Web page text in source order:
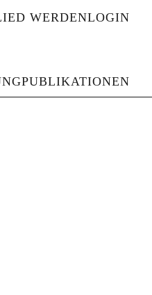
WERDENLOGIN
PUBLIKATIONEN